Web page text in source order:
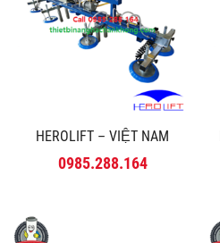
HEROLIFT – VIỆT NAM
0985.288.164